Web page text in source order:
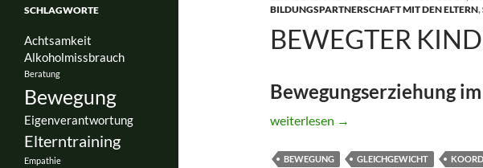
BILDUNGSPARTNERSCHAFT MIT DEN ELTERN,
BEWEGTER
Bewegungserziehung
Bewegter Kindergarten
weiterlesen →
BEWEGUNG GLEICHGEWICHT
SCHLAGWORTE
Achtsamkeit
Alkoholmissbrauch
Beratung
Bewegung
Eigenverantwortung
Elterntraining
Empathie